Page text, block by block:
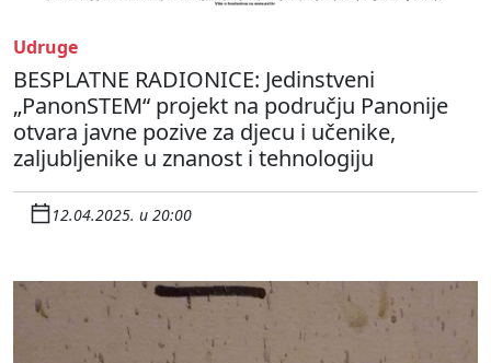
Udruge
BESPLATNE RADIONICE: Jedinstveni
„PanonSTEM“ projekt na području Panonije
otvara javne pozive za djecu i učenike,
zaljubljenike u znanost i tehnologiju
12.04.2025. u 20:00